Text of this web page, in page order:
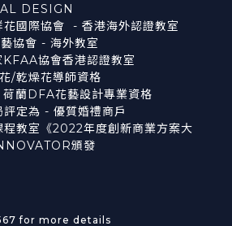
DESIGN
國際協會 - 香港海外認證教室
協會 - 海外教室
協會香港認證教室
乾燥花導師資格
蘭DFA花藝設計專業資格
定為 - 優質婚禮商戶
程教室《2022年度創新商業方案大
頒發
for more details